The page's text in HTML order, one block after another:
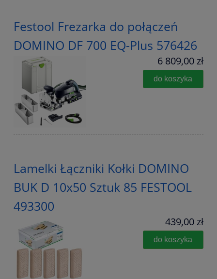
Festool Frezarka do połączeń
DOMINO DF 700 EQ-Plus 576426
6 809,00 zł
do koszyka
Lamelki Łączniki Kołki DOMINO
BUK D 10x50 Sztuk 85 FESTOOL
493300
439,00 zł
do koszyka